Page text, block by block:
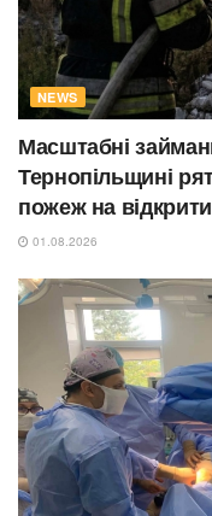
NEWS
Масштабні
Тернопільщині
пожеж на
01.08.2026